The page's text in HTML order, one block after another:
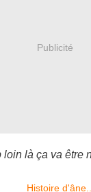
Publicité
loin là ça va être